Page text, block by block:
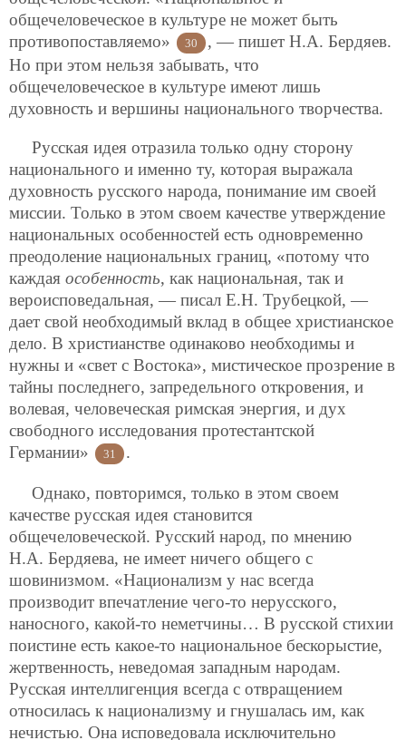
общечеловеческое в культуре не может быть
противопоставляемо»
30
, — пишет Н.А. Бердяев.
Но при этом нельзя забывать, что
общечеловеческое в культуре имеют лишь
духовность и вершины национального творчества.
Русская идея отразила только одну сторону
национального и именно ту, которая выражала
духовность русского народа, понимание им своей
миссии. Только в этом своем качестве утверждение
национальных особенностей есть одновременно
преодоление национальных границ, «потому что
каждая особенность, как национальная, так и
вероисповедальная, — писал Е.Н. Трубецкой, —
дает свой необходимый вклад в общее христианское
дело. В христианстве одинаково необходимы и
нужны и «свет с Востока», мистическое прозрение в
тайны последнего, запредельного откровения, и
волевая, человеческая римская энергия, и дух
свободного исследования протестантской
Германии»
31 .
Однако, повторимся, только в этом своем
качестве русская идея становится
общечеловеческой. Русский народ, по мнению
Н.А. Бердяева, не имеет ничего общего с
шовинизмом. «Национализм у нас всегда
производит впечатление чего-то нерусского,
наносного, какой-то неметчины… В русской стихии
поистине есть какое-то национальное бескорыстие,
жертвенность, неведомая западным народам.
Русская интеллигенция всегда с отвращением
относилась к национализму и гнушалась им, как
нечистью. Она исповедовала исключительно